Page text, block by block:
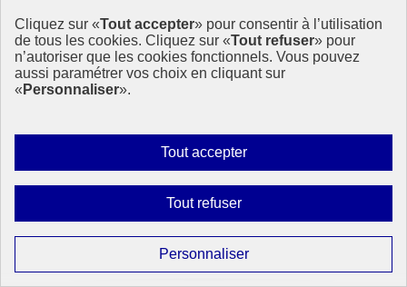
Cliquez sur «Tout accepter» pour consentir à l’utilisation
de tous les cookies. Cliquez sur «Tout refuser» pour
n’autoriser que les cookies fonctionnels. Vous pouvez
aussi paramétrer vos choix en cliquant sur
« Personnaliser».
Tout accepterAutoriser
tous
Tout refuserInterdire
tous
PersonnaliserParamétrer
les
1
Page
2
Page suivante
Partager la page
Partager sur Facebook
Partager sur X
Partager par email